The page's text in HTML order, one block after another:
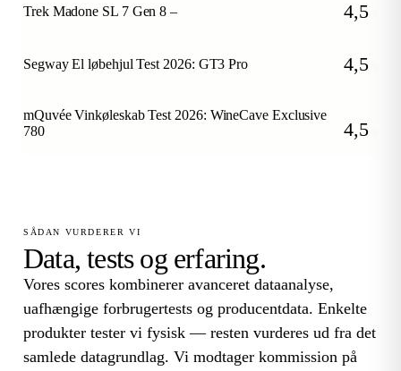
Trek Madone SL 7 Gen 8 – 4,5
Segway El løbehjul Test 2026: GT3 Pro 4,5
mQuvée Vinkøleskab Test 2026: WineCave Exclusive
780
4,5
SÅDAN VURDERER VI
Data, tests og erfaring.
Vores scores kombinerer avanceret dataanalyse,
uafhængige forbrugertests og producentdata. Enkelte
produkter tester vi fysisk — resten vurderes ud fra det
samlede datagrundlag. Vi modtager kommission på